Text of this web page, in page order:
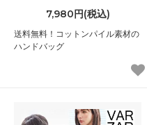
7,980円(税込)
送料無料！コットンパイル素材の
ハンドバッグ